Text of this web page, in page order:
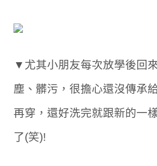
▼尤其小朋友每次放學後回
塵、髒污，很擔心還沒傳承
再穿，還好洗完就跟新的一
了(笑)!